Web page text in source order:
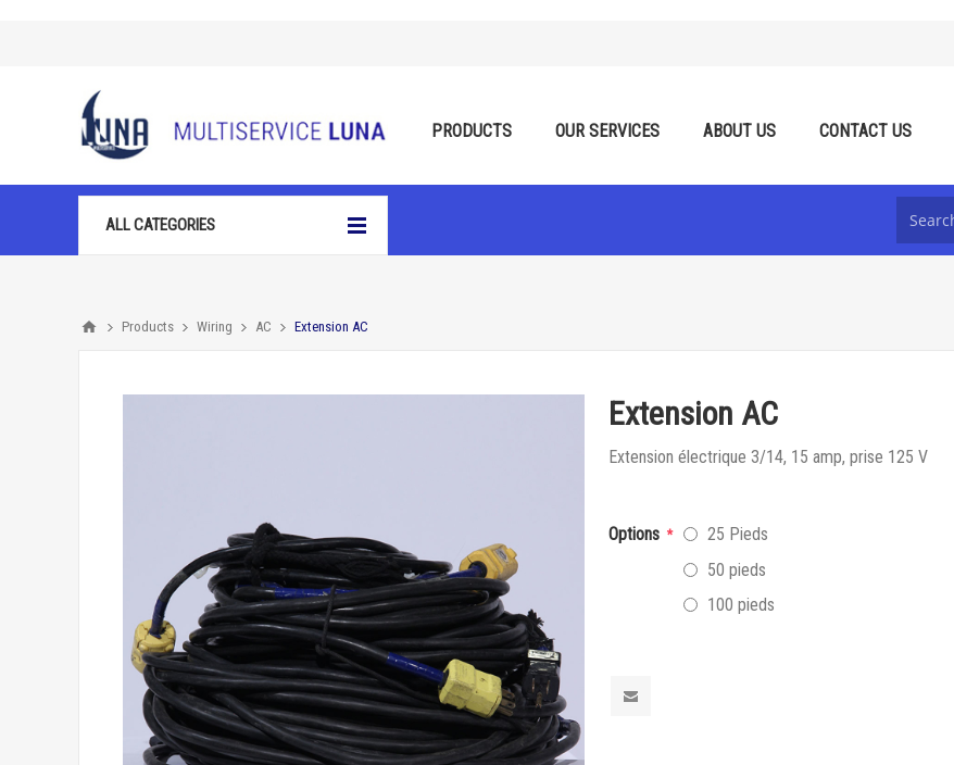
PRODUCTS OUR SERVICES ABOUT US CONTACT US
ALL CATEGORIES
Products Wiring AC Extension AC
Extension AC
Extension électrique 3/14, 15 amp, prise 125 V
Options *
25 Pieds
50 pieds
100 pieds